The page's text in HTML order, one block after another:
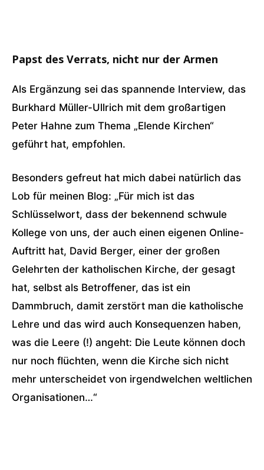
Papst des Verrats, nicht nur der Armen
Als Ergänzung sei das spannende Interview, das
Burkhard Müller-Ullrich mit dem großartigen
Peter Hahne zum Thema „Elende Kirchen“
geführt hat, empfohlen.
Besonders gefreut hat mich dabei natürlich das
Lob für meinen Blog: „Für mich ist das
Schlüsselwort, dass der bekennend schwule
Kollege von uns, der auch einen eigenen Online-
Auftritt hat, David Berger, einer der großen
Gelehrten der katholischen Kirche, der gesagt
hat, selbst als Betroffener, das ist ein
Dammbruch, damit zerstört man die katholische
Lehre und das wird auch Konsequenzen haben,
was die Leere (!) angeht: Die Leute können doch
nur noch flüchten, wenn die Kirche sich nicht
mehr unterscheidet von irgendwelchen weltlichen
Organisationen…“